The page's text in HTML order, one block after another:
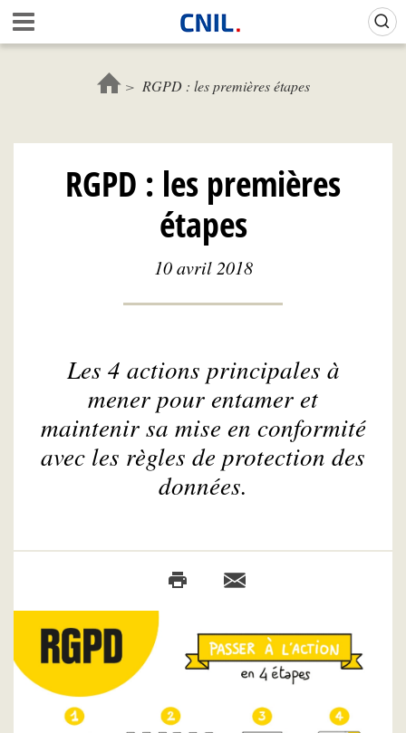
Aller
au
contenu
c
l
C
N
RGPD : les premières étapes
RGPD : les premières
étapes
10 avril 2018
Les 4 actions principales à
mener pour entamer et
maintenir sa mise en conformité
avec les règles de protection des
données.
Gestion de vos préférences sur les cookies (témoins de connexion)